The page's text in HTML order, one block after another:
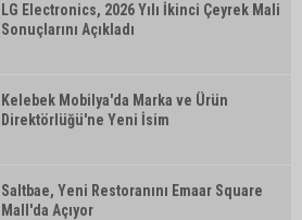
LG Electronics, 2026 Yılı İkinci Çeyrek Mali
Sonuçlarını Açıkladı
Kelebek Mobilya'da Marka ve Ürün
Direktörlüğü'ne Yeni İsim
Saltbae, Yeni Restoranını Emaar Square
Mall'da Açıyor